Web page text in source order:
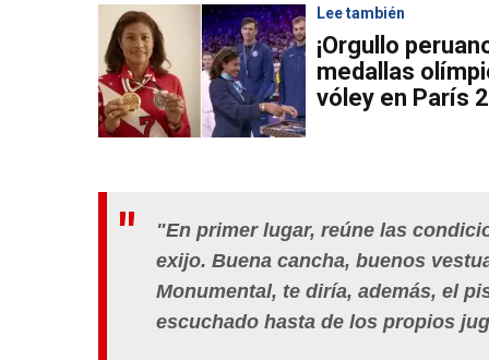
Lee también
¡Orgullo
medallas
vóley en París
"En primer lugar, reúne las
exijo. Buena cancha, buenos
Monumental, te diría, además, el
escuchado hasta de los propios